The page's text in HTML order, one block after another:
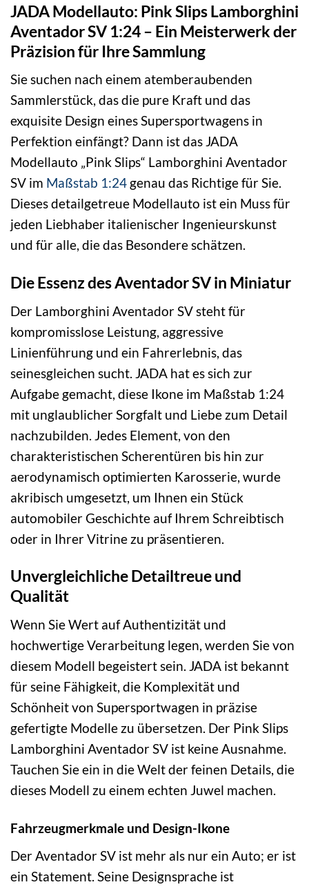
JADA Modellauto: Pink Slips Lamborghini
Aventador SV 1:24 – Ein Meisterwerk der
Präzision für Ihre Sammlung
Sie suchen nach einem atemberaubenden
Sammlerstück, das die pure Kraft und das
exquisite Design eines Supersportwagens in
Perfektion einfängt? Dann ist das JADA
Modellauto „Pink Slips“ Lamborghini Aventador
SV im Maßstab 1:24 genau das Richtige für Sie.
Dieses detailgetreue Modellauto ist ein Muss für
jeden Liebhaber italienischer Ingenieurskunst
und für alle, die das Besondere schätzen.
Die Essenz des Aventador SV in Miniatur
Der Lamborghini Aventador SV steht für
kompromisslose Leistung, aggressive
Linienführung und ein Fahrerlebnis, das
seinesgleichen sucht. JADA hat es sich zur
Aufgabe gemacht, diese Ikone im Maßstab 1:24
mit unglaublicher Sorgfalt und Liebe zum Detail
nachzubilden. Jedes Element, von den
charakteristischen Scherentüren bis hin zur
aerodynamisch optimierten Karosserie, wurde
akribisch umgesetzt, um Ihnen ein Stück
automobiler Geschichte auf Ihrem Schreibtisch
oder in Ihrer Vitrine zu präsentieren.
Unvergleichliche Detailtreue und
Qualität
Wenn Sie Wert auf Authentizität und
hochwertige Verarbeitung legen, werden Sie von
diesem Modell begeistert sein. JADA ist bekannt
für seine Fähigkeit, die Komplexität und
Schönheit von Supersportwagen in präzise
gefertigte Modelle zu übersetzen. Der Pink Slips
Lamborghini Aventador SV ist keine Ausnahme.
Tauchen Sie ein in die Welt der feinen Details, die
dieses Modell zu einem echten Juwel machen.
Fahrzeugmerkmale und Design-Ikone
Der Aventador SV ist mehr als nur ein Auto; er ist
ein Statement. Seine Designsprache ist